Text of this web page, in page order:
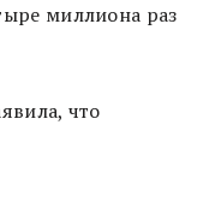
миллиона раз
что